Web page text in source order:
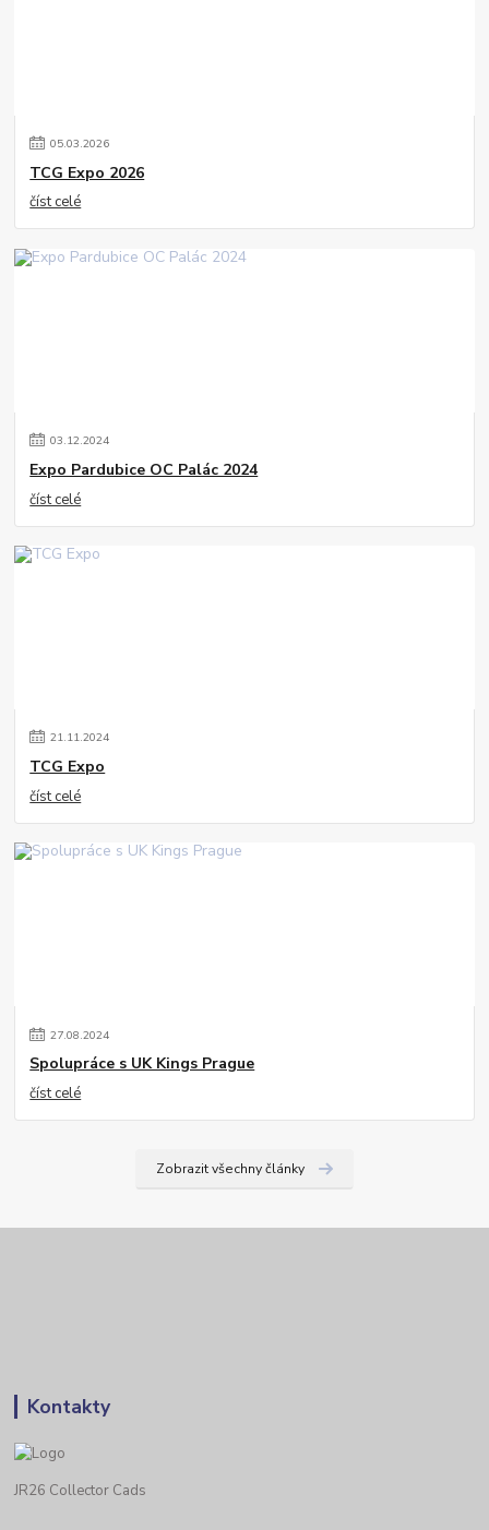
05.03.2026
TCG Expo 2026
číst celé
03.12.2024
Expo Pardubice OC Palác 2024
číst celé
21.11.2024
TCG Expo
číst celé
27.08.2024
Spolupráce s UK Kings Prague
číst celé
Zobrazit všechny články
Kontakty
JR26 Collector Cads